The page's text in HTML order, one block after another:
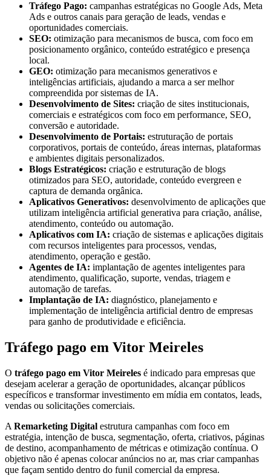
Tráfego Pago: campanhas estratégicas no Google Ads, Meta
Ads e outros canais para geração de leads, vendas e
oportunidades comerciais.
SEO: otimização para mecanismos de busca, com foco em
posicionamento orgânico, conteúdo estratégico e presença
local.
GEO: otimização para mecanismos generativos e
inteligências artificiais, ajudando a marca a ser melhor
compreendida por sistemas de IA.
Desenvolvimento de Sites: criação de sites institucionais,
comerciais e estratégicos com foco em performance, SEO,
conversão e autoridade.
Desenvolvimento de Portais: estruturação de portais
corporativos, portais de conteúdo, áreas internas, plataformas
e ambientes digitais personalizados.
Blogs Estratégicos: criação e estruturação de blogs
otimizados para SEO, autoridade, conteúdo evergreen e
captura de demanda orgânica.
Aplicativos Generativos: desenvolvimento de aplicações que
utilizam inteligência artificial generativa para criação, análise,
atendimento, conteúdo ou automação.
Aplicativos com IA: criação de sistemas e aplicações digitais
com recursos inteligentes para processos, vendas,
atendimento, operação e gestão.
Agentes de IA: implantação de agentes inteligentes para
atendimento, qualificação, suporte, vendas, triagem e
automação de tarefas.
Implantação de IA: diagnóstico, planejamento e
implementação de inteligência artificial dentro de empresas
para ganho de produtividade e eficiência.
Tráfego pago em Vitor Meireles
O tráfego pago em Vitor Meireles é indicado para empresas que
desejam acelerar a geração de oportunidades, alcançar públicos
específicos e transformar investimento em mídia em contatos, leads,
vendas ou solicitações comerciais.
A Remarketing Digital estrutura campanhas com foco em
estratégia, intenção de busca, segmentação, oferta, criativos, páginas
de destino, acompanhamento de métricas e otimização contínua. O
objetivo não é apenas colocar anúncios no ar, mas criar campanhas
que façam sentido dentro do funil comercial da empresa.